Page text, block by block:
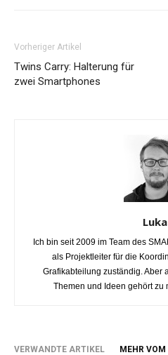
Vorheriger Artikel
Twins Carry: Halterung für
zwei Smartphones
Ich bin seit 2009 im Team des
als Projektleiter für die
Grafikabteilung zuständig. Aber
Themen und Ideen gehört zu
VERWANDTE ARTIKEL MEHR